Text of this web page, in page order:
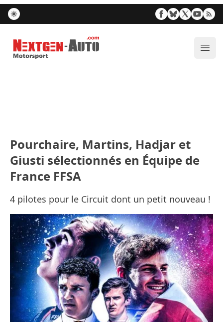
Nextgen-Auto.com
Pourchaire, Martins, Hadjar et
Giusti sélectionnés en Équipe de
France FFSA
4 pilotes pour le Circuit dont un petit nouveau !